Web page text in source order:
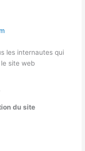
les internautes qui
site web
du site